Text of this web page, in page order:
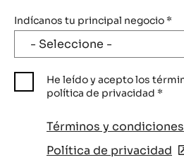
Indícanos tu principal negocio *
He leído y acepto los
política de privacidad *
Términos y condiciones
Política de privacidad